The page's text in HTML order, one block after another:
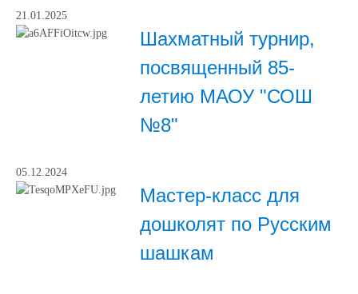
21.01.2025
Шахматный турнир,
посвященный 85-
летию МАОУ "СОШ
№8"
05.12.2024
Мастер-класс для
дошколят по Русским
шашкам